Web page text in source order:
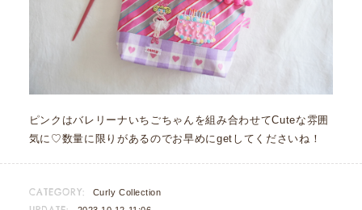
ピンクはバレリーナいちごちゃんを組み合わせてCuteな雰囲
気に♡数量に限りがあるのでお早めにgetしてくださいね！
CATEGORY: Curly Collection